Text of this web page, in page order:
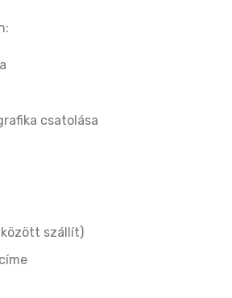
csatolása
között szállít)